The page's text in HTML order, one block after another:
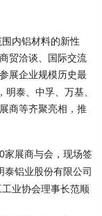
内铝材料的新性
贸洽谈、国际交流
展企业规模历史最
明泰、中孚、万基、
商等齐聚亮相，推
家展商与会，现场签
泰铝业股份有限公司
业协会理事长范顺